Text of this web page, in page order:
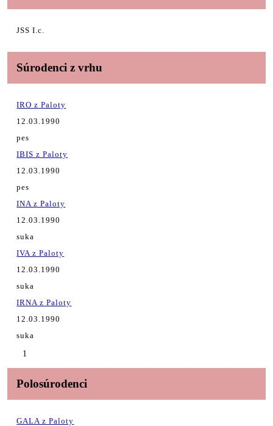
JSS I.c.
Súrodenci z vrhu
IRO z Paloty
12.03.1990
pes
IBIS z Paloty
12.03.1990
pes
INA z Paloty
12.03.1990
suka
IVA z Paloty
12.03.1990
suka
IRNA z Paloty
12.03.1990
suka
1
Polosúrodenci
GALA z Paloty